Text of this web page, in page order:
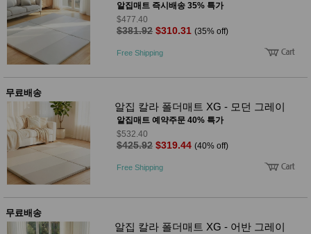
알집매트 즉시배송 35% 특가
$477.40
$381.92 $310.31 (35% off)
Free Shipping
무료배송
알집 칼라 폴더매트 XG - 모던 그레이
알집매트 예약주문 40% 특가
$532.40
$425.92 $319.44 (40% off)
Free Shipping
무료배송
알집 칼라 폴더매트 XG - 어반 그레이